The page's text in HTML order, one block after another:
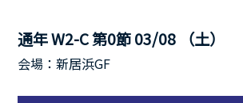
通年 W2-C 第0節 03/08 （土）
会場：新居浜GF